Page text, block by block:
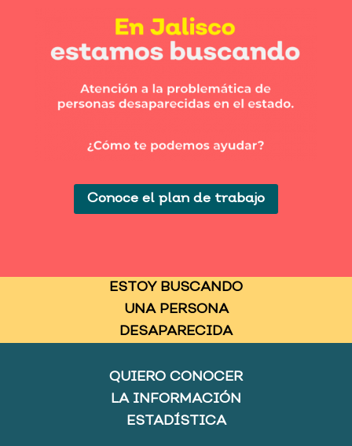
Conoce el plan de trabajo
ESTOY BUSCANDO
UNA PERSONA
DESAPARECIDA
QUIERO CONOCER
LA INFORMACIÓN
ESTADÍSTICA